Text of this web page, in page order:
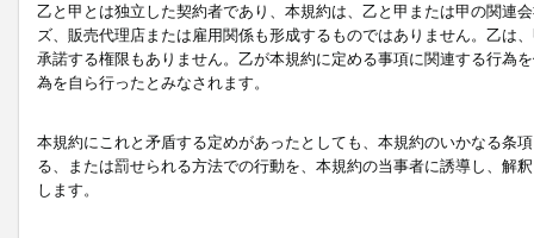
乙と甲とは独立した契約者であり、本規約は、乙と甲または甲の関連
ズ、販売代理店または雇用関係も形成するものではありません。乙は
承諾する権限もありません。乙が本規約に定める事項に関連する行為
為を自ら行ったとみなされます。
本規約にこれと矛盾する定めがあったとしても、本規約のいかなる条
る、または罰せられる方法での行動を、本規約の当事者に誘導し、解
します。